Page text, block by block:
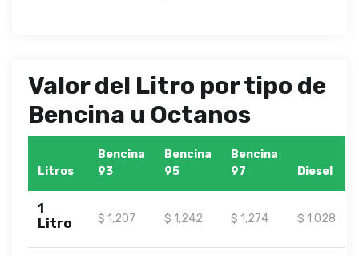
Valor del Litro por tipo de
Bencina u Octanos
Litros
Bencina
93
Bencina
95
Bencina
97
Diesel
1
Litro
$ 1,207 $ 1,242 $ 1,274 $ 1,028